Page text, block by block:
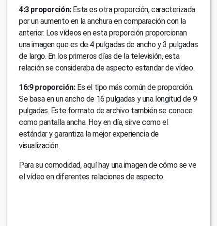
4:3 proporción:Esta es otra proporción, caracterizada
por un aumento en la anchura en comparación con la
anterior. Los vídeos en esta proporción proporcionan
una imagen que es de 4 pulgadas de ancho y 3 pulgadas
de largo. En los primeros días de la televisión, esta
relación se consideraba de aspecto estandar de vídeo.
16:9 proporción:Es el tipo más común de proporción.
Se basa en un ancho de 16 pulgadas y una longitud de 9
pulgadas. Este formato de archivo también se conoce
como pantalla ancha. Hoy en día, sirve como el
estándar y garantiza la mejor experiencia de
visualización.
Para su comodidad, aquí hay una imagen de cómo se ve
el vídeo en diferentes relaciones de aspecto.